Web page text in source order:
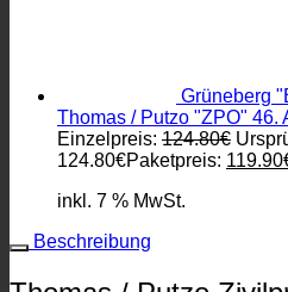
Grüneberg
Thomas / Putzo "ZPO" 46.
Einzelpreis: 124.80€
124.80€Paketpreis: 119.90
inkl. 7 % MwSt.
Beschreibung